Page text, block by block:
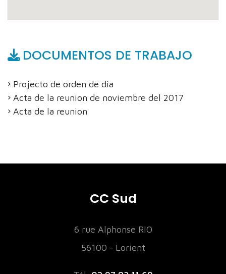
DOCUMENTOS DE TRABAJO
Projecto de orden de dia
Acta de la reunion de noviembre del 2017
Acta de la reunion
CC Sud
6 rue Alphonse RIO
56100 - Lorient